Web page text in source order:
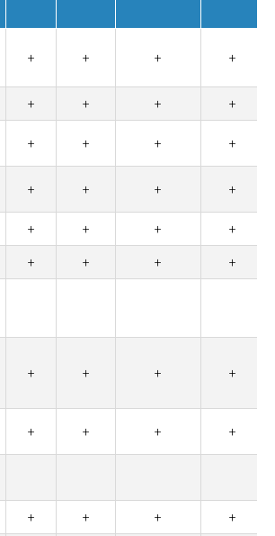
+ + + +
+ + +
+
+ + + +
+ + + +
+ + +
+
+ + +
+
+ + + +
+ + + +
+ + +
+